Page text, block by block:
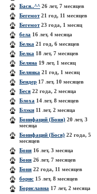
Бася..^^ 26 лет, 7 месяцев
Бегемот21 год, 11 месяцев
Бегемот23 года, 1 месяц
бела 16 лет, 4 месяца
Белка 21 год, 6 месяцев
Белка 18 лет, 7 месяцев
Беляна 19 лет, 1 месяц
Белянка 21 год, 1 месяц
Бендер 17 лет, 10 месяцев
Беся 22 года, 2 месяца
Блоха 14 лет, 8 месяцев
Блэки 11 лет, 2 месяца
Бонифаций (Боня) 20 лет, 3
месяца
Бонифаций (Бося) 22 года, 5
месяцев
Боня 16 лет, 3 месяца
Боня 26 лет, 7 месяцев
Боня 22 года, 11 месяцев
борис 15 лет, 8 месяцев
Бориславна 17 лет, 2 месяца